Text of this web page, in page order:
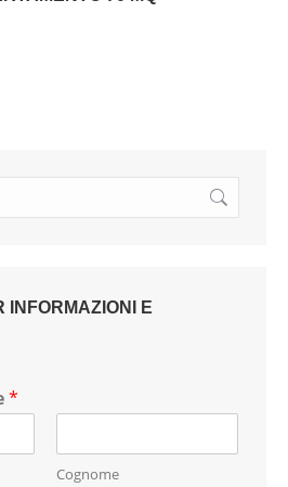
INFORMAZIONI E
*
Cognome